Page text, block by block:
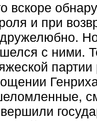
вскоре
и при
с ними.